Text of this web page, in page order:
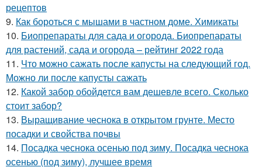
рецептов
9. Как бороться с мышами в частном доме. Химикаты
10. Биопрепараты для сада и огорода. Биопрепараты
для растений, сада и огорода – рейтинг 2022 года
11. Что можно сажать после капусты на следующий год.
Можно ли после капусты сажать
12. Какой забор обойдется вам дешевле всего. Сколько
стоит забор?
13. Выращивание чеснока в открытом грунте. Место
посадки и свойства почвы
14. Посадка чеснока осенью под зиму. Посадка чеснока
осенью (под зиму), лучшее время